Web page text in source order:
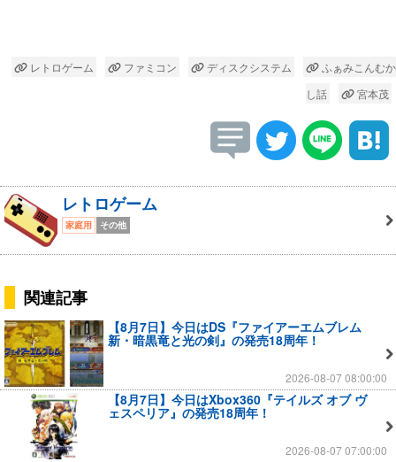
レトロゲーム ファミコン ディスクシステム
ふぁみこんむか
し話
宮本茂
レトロゲーム
家庭用 その他
関連記事
【8月7日】今日はDS『ファイアーエムブレム
新・暗黒竜と光の剣』の発売18周年！
2026-08-07 08:00:00
【8月7日】今日はXbox360『テイルズ オブ ヴ
ェスペリア』の発売18周年！
2026-08-07 07:00:00